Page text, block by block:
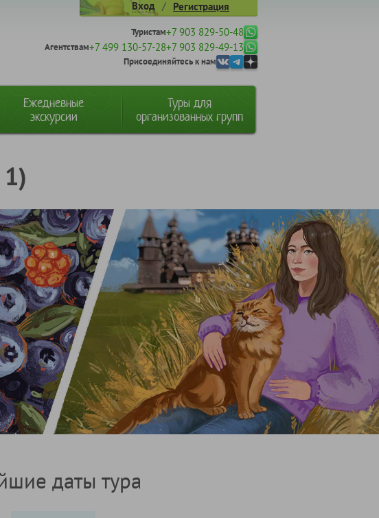
Вход / Регистрация
Туристам+7 903 829-50-48
Агентствам+7 499 130-57-28+7 903 829-49-13
Присоединяйтесь к нам
Ежедневные
экскурсии
Туры для
организованных групп
даты тура